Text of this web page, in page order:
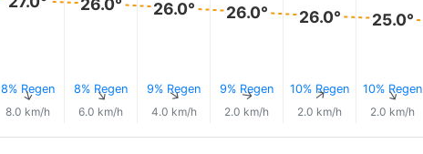
8% Regen
↑
8.0 km/h
26.0°
8% Regen
↑
6.0 km/h
26.0°
9% Regen
↑
4.0 km/h
26.0°
9% Regen
↑
2.0 km/h
26.0°
10% Regen
↑
2.0 km/h
25.0°
10% Regen
↑
2.0 km/h